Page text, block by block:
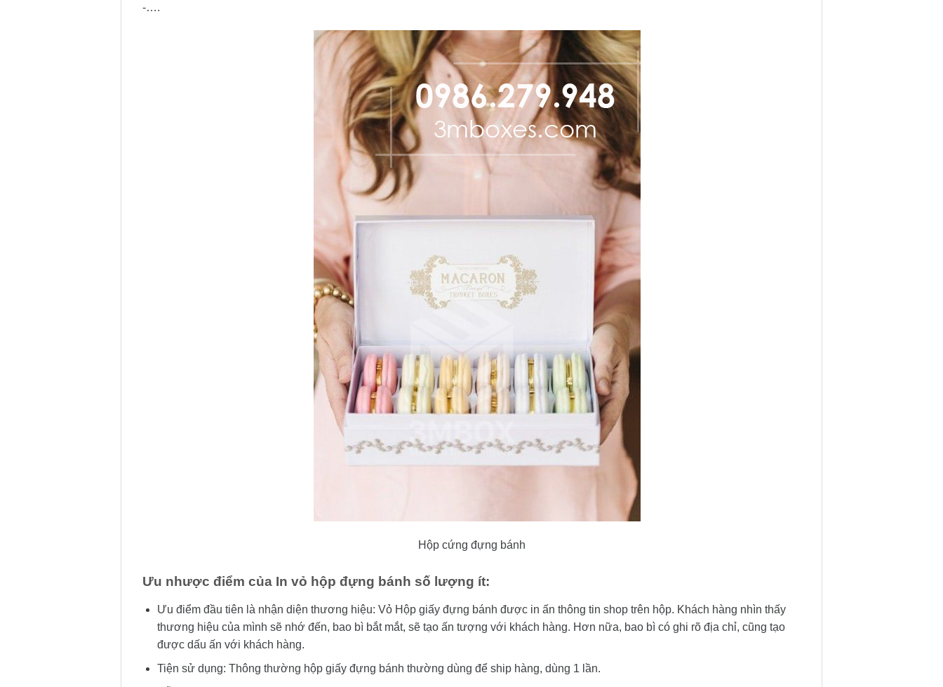
-….
Hộp cứng đựng bánh
Ưu nhược điểm của In vỏ hộp đựng bánh số lượng ít:
Ưu điểm đầu tiên là nhận diện thương hiệu: Vỏ Hộp giấy đựng bánh được in ấn thông tin shop trên hộp. Khách hàng nhìn thấy
thương hiệu của mình sẽ nhớ đến, bao bì bắt mắt, sẽ tạo ấn tượng với khách hàng. Hơn nữa, bao bì có ghi rõ địa chỉ, cũng tạo
được dấu ấn với khách hàng.
Tiện sử dụng: Thông thường hộp giấy đựng bánh thường dùng để ship hàng, dùng 1 lần.